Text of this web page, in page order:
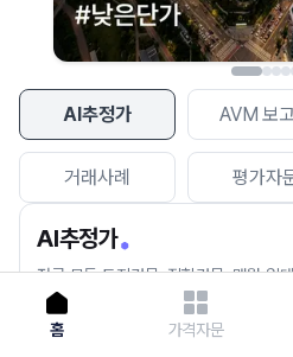
AI추정가 AVM 보
거래사례 평가자
AI추정가
전국 모든 토지건물, 집합건물, 매월 업
세요.
홈 가격자문